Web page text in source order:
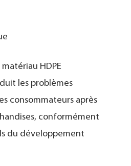
HDPE
les problèmes
consommateurs après
conformément
du développement